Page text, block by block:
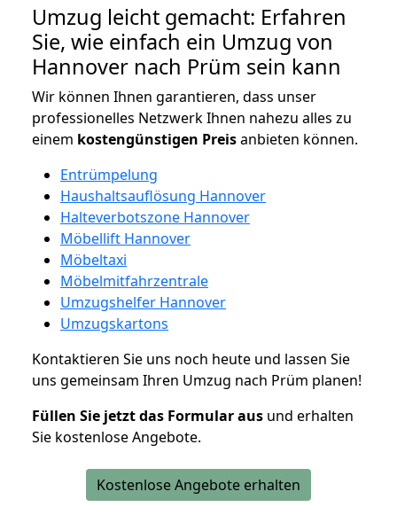
Umzug leicht gemacht: Erfahren
Sie, wie einfach ein Umzug von
Hannover nach Prüm sein kann
Wir können Ihnen garantieren, dass unser
professionelles Netzwerk Ihnen nahezu alles zu
einem kostengünstigen Preisanbieten können.
Entrümpelung
Haushaltsauflösung Hannover
Halteverbotszone Hannover
Möbellift Hannover
Möbeltaxi
Möbelmitfahrzentrale
Umzugshelfer Hannover
Umzugskartons
Kontaktieren Sie uns noch heute und lassen Sie
uns gemeinsam Ihren Umzug nach Prüm planen!
Füllen Sie jetzt das Formular aus und erhalten
Sie kostenlose Angebote.
Kostenlose Angebote erhalten